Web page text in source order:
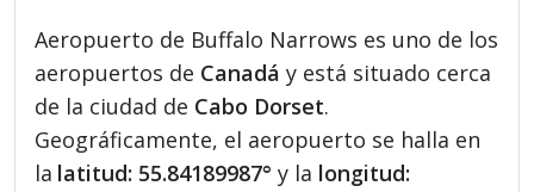
Aeropuerto de Buffalo Narrows es uno de los
aeropuertos de Canadá y está situado cerca
de la ciudad de Cabo Dorset.
Geográficamente, el aeropuerto se halla en
la latitud: 55.84189987° y la longitud: